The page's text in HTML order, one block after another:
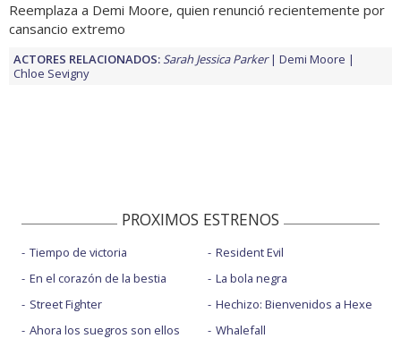
Reemplaza a Demi Moore, quien renunció recientemente por
cansancio extremo
ACTORES RELACIONADOS:Sarah Jessica Parker
Demi Moore
Chloe Sevigny
PROXIMOS ESTRENOS
Tiempo de victoria
En el corazón de la bestia
Street Fighter
Ahora los suegros son ellos
Resident Evil
La bola negra
Hechizo: Bienvenidos a Hexe
Whalefall